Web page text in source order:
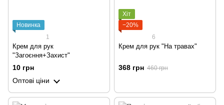
Новинка
1
Крем для рук
"Загоєння+Захист"
10 грн
Оптові ціни
Хіт
−20%
6
Крем для рук "На травах"
368 грн 460 грн